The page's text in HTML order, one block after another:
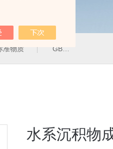
准物质 GBW07342(GPt-10)铂族金属
水系沉积物